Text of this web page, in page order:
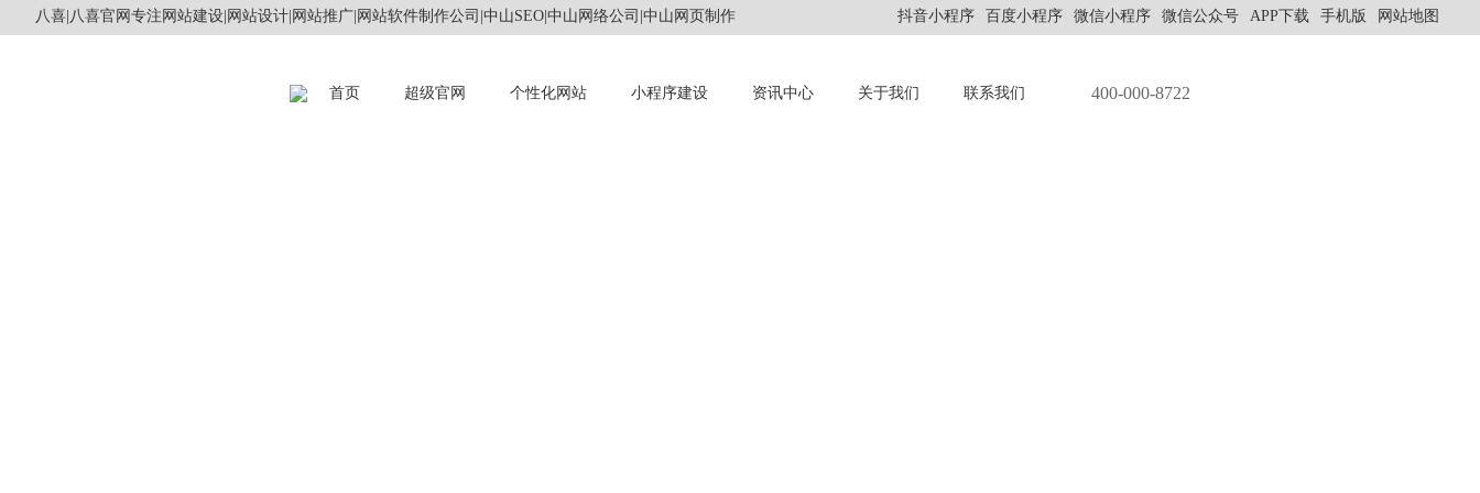
八喜|八喜官网专注网站建设|网站设计|网站推广|网站软件制作公司|中山SEO|中山网络公司|中山网页制作 抖音小程序 百度小程序 微信小程序 微信公众号 APP下载 手机版 网站地图
首页 超级官网 个性化网站 小程序建设 资讯中心 关于我们 联系我们 400-000-8722